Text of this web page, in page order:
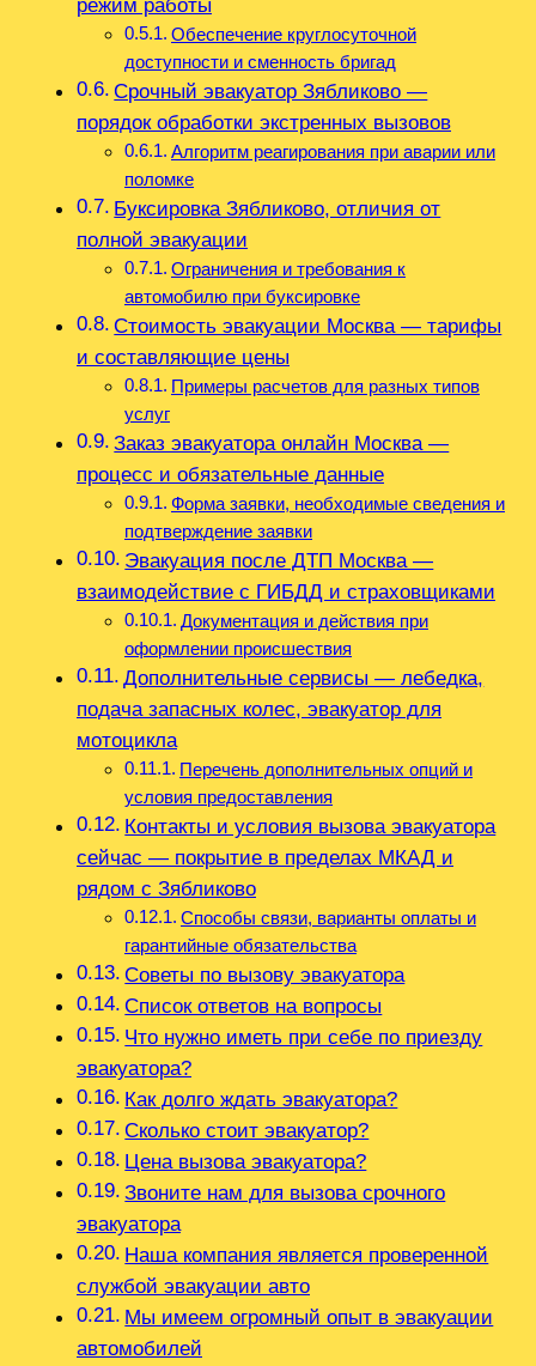
режим работы
Обеспечение круглосуточной
доступности и сменность бригад
Срочный эвакуатор Зябликово —
порядок обработки экстренных вызовов
Алгоритм реагирования при аварии или
поломке
Буксировка Зябликово, отличия от
полной эвакуации
Ограничения и требования к
автомобилю при буксировке
Стоимость эвакуации Москва — тарифы
и составляющие цены
Примеры расчетов для разных типов
услуг
Заказ эвакуатора онлайн Москва —
процесс и обязательные данные
Форма заявки, необходимые сведения и
подтверждение заявки
Эвакуация после ДТП Москва —
взаимодействие с ГИБДД и страховщиками
Документация и действия при
оформлении происшествия
Дополнительные сервисы — лебедка,
подача запасных колес, эвакуатор для
мотоцикла
Перечень дополнительных опций и
условия предоставления
Контакты и условия вызова эвакуатора
сейчас — покрытие в пределах МКАД и
рядом с Зябликово
Способы связи, варианты оплаты и
гарантийные обязательства
Советы по вызову эвакуатора
Список ответов на вопросы
Что нужно иметь при себе по приезду
эвакуатора?
Как долго ждать эвакуатора?
Сколько стоит эвакуатор?
Цена вызова эвакуатора?
Звоните нам для вызова срочного
эвакуатора
Наша компания является проверенной
службой эвакуации авто
Мы имеем огромный опыт в эвакуации
автомобилей